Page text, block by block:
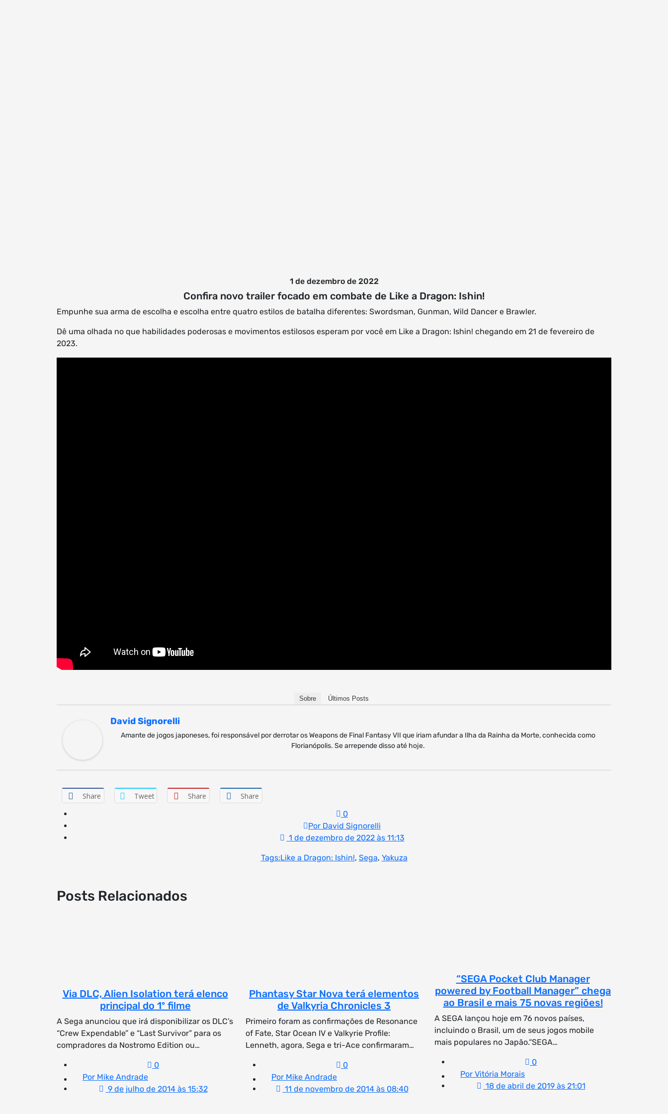
1 de dezembro de 2022
Confira novo trailer focado em combate de Like a Dragon: Ishin!
Empunhe sua arma de escolha e escolha entre quatro estilos de batalha diferentes: Swordsman, Gunman, Wild Dancer e Brawler.
Dê uma olhada no que habilidades poderosas e movimentos estilosos esperam por você em Like a Dragon: Ishin! chegando em 21 de fevereiro de
2023.
Sobre Últimos Posts
David Signorelli
Amante de jogos japoneses, foi responsável por derrotar os Weapons de Final Fantasy VII que iriam afundar a Ilha da Rainha da Morte, conhecida como
Florianópolis. Se arrepende disso até hoje.
Share Tweet Share
Share
0
Por David Signorelli
1 de dezembro de 2022 às 11:13
Tags:Like a Dragon: Ishin!, Sega, Yakuza
Posts Relacionados
Via DLC, Alien Isolation terá elenco
principal do 1º filme
A Sega anunciou que irá disponibilizar os DLC’s
“Crew Expendable” e “Last Survivor” para os
compradores da Nostromo Edition ou…
0
Por Mike Andrade
9 de julho de 2014 às 15:32
Phantasy Star Nova terá elementos
de Valkyria Chronicles 3
Primeiro foram as confirmações de Resonance
of Fate, Star Ocean IV e Valkyrie Profile:
Lenneth, agora, Sega e tri-Ace confirmaram…
0
Por Mike Andrade
11 de novembro de 2014 às 08:40
“SEGA Pocket Club Manager
powered by Football Manager” chega
ao Brasil e mais 75 novas regiões!
A SEGA lançou hoje em 76 novos países,
incluindo o Brasil, um de seus jogos mobile
mais populares no Japão.“SEGA…
0
Por Vitória Morais
18 de abril de 2019 às 21:01